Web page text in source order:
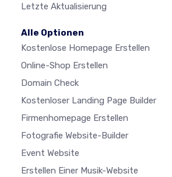
Letzte Aktualisierung
Alle Optionen
Kostenlose Homepage Erstellen
Online-Shop Erstellen
Domain Check
Kostenloser Landing Page Builder
Firmenhomepage Erstellen
Fotografie Website-Builder
Event Website
Erstellen Einer Musik-Website